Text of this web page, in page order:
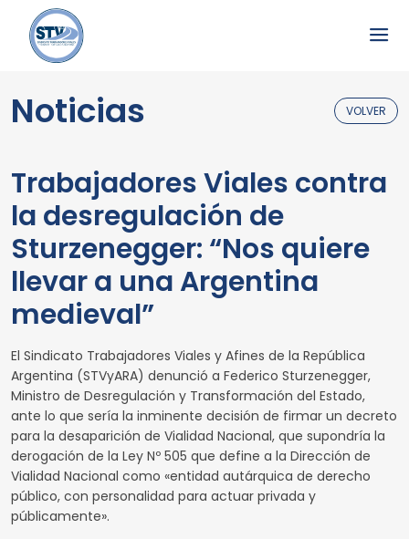
Noticias VOLVER
Trabajadores Viales contra
la desregulación de
Sturzenegger: “Nos quiere
llevar a una Argentina
medieval”
El Sindicato Trabajadores Viales y Afines de la República
Argentina (STVyARA) denunció a Federico Sturzenegger,
Ministro de Desregulación y Transformación del Estado,
ante lo que sería la inminente decisión de firmar un decreto
para la desaparición de Vialidad Nacional, que supondría la
derogación de la Ley Nº 505 que define a la Dirección de
Vialidad Nacional como «entidad autárquica de derecho
público, con personalidad para actuar privada y
públicamente».